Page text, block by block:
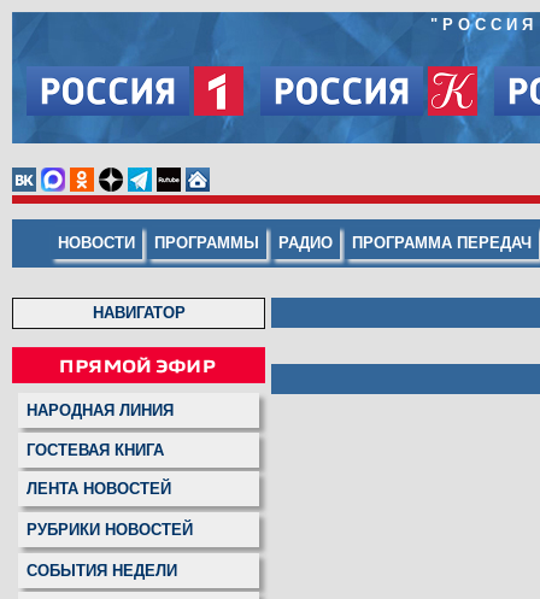
"
НОВОСТИ ПРОГРАММЫ РАДИО ПРОГРАММА ПЕРЕДАЧ
НАВИГАТОР
НАРОДНАЯ ЛИНИЯ
ГОСТЕВАЯ КНИГА
ЛЕНТА НОВОСТЕЙ
РУБРИКИ НОВОСТЕЙ
СОБЫТИЯ НЕДЕЛИ